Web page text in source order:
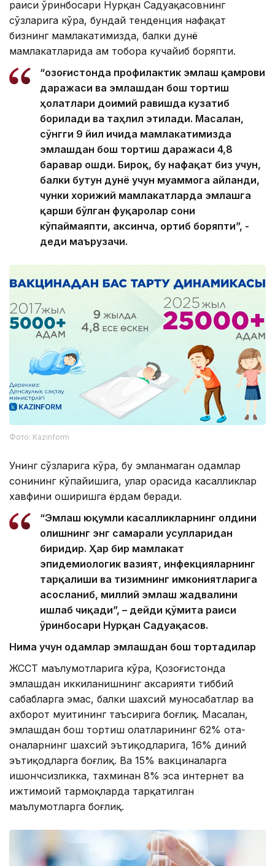
раиси ўринбосари Нурқан Садуақасовнинг
сўзларига кўра, бундай тенденция нафақат
бизнинг мамлакатимизда, балки дунё
мамлакатларида ҳам тобора кучайиб боряпти.
“Қозоғистонда профилактик эмлаш қамрови
даражаси ва эмлашдан бош тортиш
ҳолатлари доимий равишда кузатиб
борилади ва таҳлил этилади. Масалан,
сўнгги 9 йил ичида мамлакатимизда
эмлашдан бош тортиш даражаси 4,8
баравар ошди. Бироқ, бу нафақат биз учун,
балки бутун дунё учун муаммога айланди,
чунки хорижий мамлакатларда эмлашга
қарши бўлган фуқаролар сони
кўпаймаяпти, аксинча, ортиб боряпти”, -
деди маърузачи.
Фото: Kazinform
Унинг сўзларига кўра, бу эмланмаган одамлар
сонининг кўпайишига, улар орасида касалликлар
хавфини оширишга ёрдам беради.
“Эмлаш юқумли касалликларнинг олдини
олишнинг энг самарали усулларидан
биридир. Ҳар бир мамлакат
эпидемиологик вазият, инфекцияларнинг
тарқалиши ва тизимнинг имкониятларига
асосланиб, миллий эмлаш жадвалини
ишлаб чиқади”, – дейди қўмита раиси
ўринбосари Нурқан Садуақасов.
Нима учун одамлар эмлашдан бош тортадилар
ЖССТ маълумотларига кўра, Қозоғистонда
эмлашдан иккиланишнинг аксарияти тиббий
сабабларга эмас, балки шахсий муносабатлар ва
ахборот муҳитининг таъсирига боғлиқ. Масалан,
эмлашдан бош тортиш ҳолатларининг 62% ота-
оналарнинг шахсий эътиқодларига, 16% диний
эътиқодларга боғлиқ. Ва 15% вакциналарга
ишончсизликка, тахминан 8% эса интернет ва
ижтимоий тармоқларда тарқатилган
маълумотларга боғлиқ.